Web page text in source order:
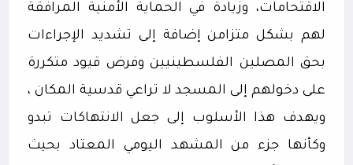
الاقتحامات، وزيادة في الحماية الأمنية المرافقة
لهم بشكل متزامن إضافة إلى تشديد الإجراءات
بحق المصلين الفلسطينيين وفرض قيود متكررة
على دخولهم إلى المسجد لا تراعي قدسية المكان ،
ويهدف هذا الأسلوب إلى جعل الانتهاكات تبدو
وكأنها جزء من المشهد اليومي المعتاد بحيث